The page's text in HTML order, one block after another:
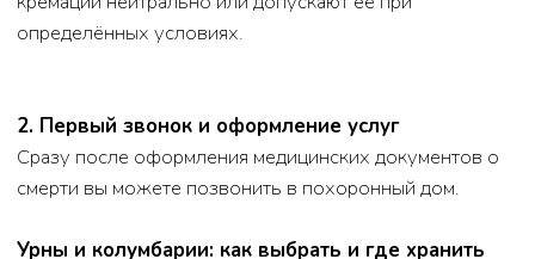
Керамика красива, но хрупка; металл долговечен;
дерево подходит для домашнего хранения;
для урн. В Северске колумбарии есть на крупных
участок, урна защищена от погодных условий,
ухаживать проще. Минусы: количество ячеек